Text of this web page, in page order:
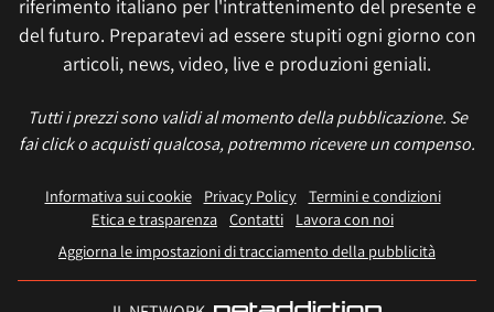
riferimento italiano per l'intrattenimento del presente e
del futuro. Preparatevi ad essere stupiti ogni giorno con
articoli, news, video, live e produzioni geniali.
Tutti i prezzi sono validi al momento della pubblicazione. Se
fai click o acquisti qualcosa, potremmo ricevere un compenso.
Informativa sui cookie Privacy Policy
Termini e condizioni
Etica e trasparenza Contatti
Lavora con noi
Aggiorna le impostazioni di tracciamento della pubblicità